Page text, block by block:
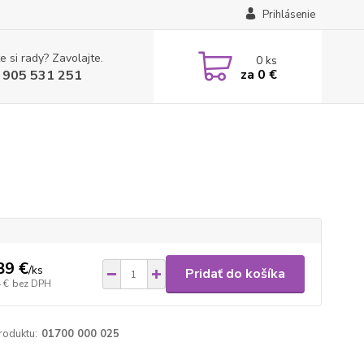
Prihlásenie
si rady? Zavolajte.
531 251
0ks
za 0 €
€/ks
€ bez DPH
Pridať do košíka
01700 000 025